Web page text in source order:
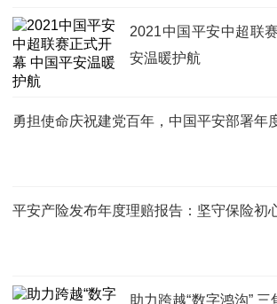
2021中国平安中超联
安温暖护航
勇担使命庆祝建党百年，中国平安部署年
平安产险发布年度理赔报告：坚守保险初
助力跨越“数字鸿沟”